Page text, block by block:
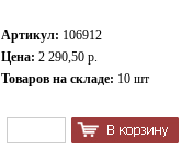
Артикул: 106912
Цена: 2 290,50 р.
Товаров на складе: 10 шт